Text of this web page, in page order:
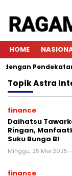
HOME
Pendekatan
TopikAstra
finance
Daihatsu
Ringan,
Suku Bunga BI
Minggu, 25 Mei 2025 -
finance